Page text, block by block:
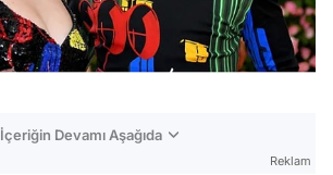
İçeriğin Devamı Aşağıda
Reklam